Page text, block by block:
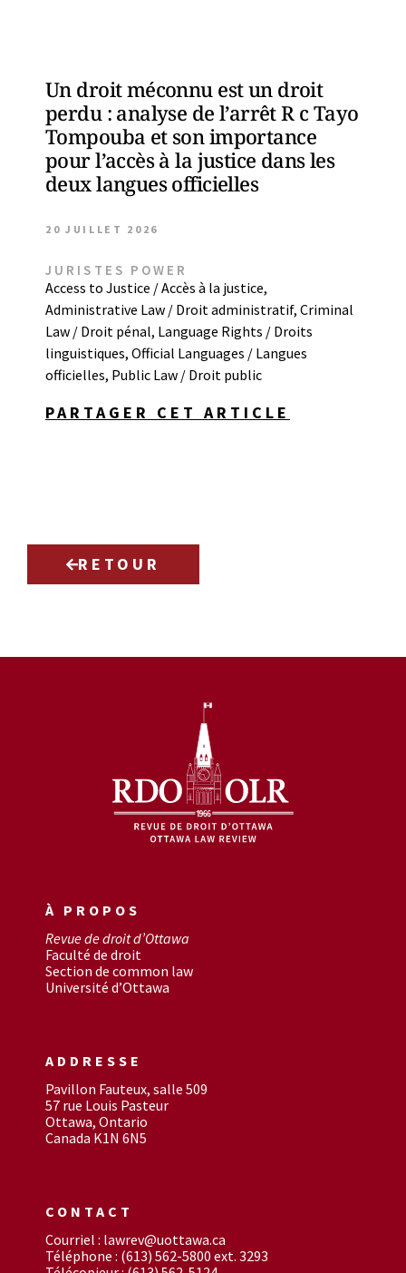
Un droit méconnu est un droit
perdu : analyse de l’arrêt R c Tayo
Tompouba et son importance
pour l’accès à la justice dans les
deux langues officielles
20 JUILLET 2026
JURISTES POWER
Access to Justice / Accès à la justice,
Administrative Law / Droit administratif, Criminal
Law / Droit pénal, Language Rights / Droits
linguistiques, Official Languages / Langues
officielles, Public Law / Droit public
PARTAGER CET ARTICLE
RETOUR
À PROPOS
Revue de droit d’Ottawa
Faculté de droit
Section de common law
Université d’Ottawa
ADDRESSE
Pavillon Fauteux, salle 509
57 rue Louis Pasteur
Ottawa, Ontario
Canada K1N 6N5
CONTACT
Courriel : lawrev@uottawa.ca
Téléphone : (613) 562-5800 ext. 3293